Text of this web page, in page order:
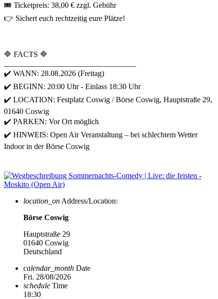
🎟 Ticketpreis: 38,00 € zzgl. Gebühr
👉 Sichert euch rechtzeitig eure Plätze!
🔷 FACTS 🔷
✔️ WANN: 28.08.2026 (Freitag)
✔️ BEGINN: 20:00 Uhr - Einlass 18:30 Uhr
✔️ LOCATION: Festplatz Coswig / Börse Coswig, Hauptstraße 29,
01640 Coswig
✔️ PARKEN: Vor Ort möglich
✔️ HINWEIS: Open Air Veranstaltung – bei schlechtem Wetter
Indoor in der Börse Coswig
location_on Address/Location:
Börse Coswig
Hauptstraße 29
01640 Coswig
Deutschland
calendar_month Date
Fri. 28/08/2026
schedule Time
18:30